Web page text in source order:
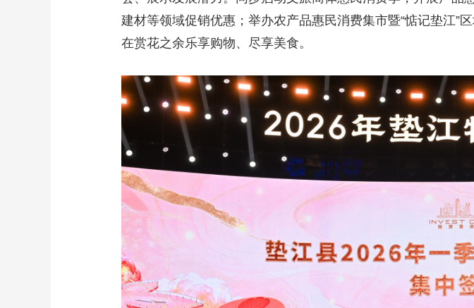
建材等领域促销优惠；举办农产品惠民消费集市暨“惦记垫江”
在赏花之余乐享购物、尽享美食。